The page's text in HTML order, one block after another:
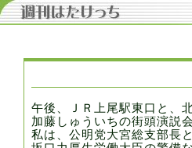
午後、ＪＲ上尾駅東口と、
加藤しゅういちの街頭演説
私は、公明党大宮総支部長